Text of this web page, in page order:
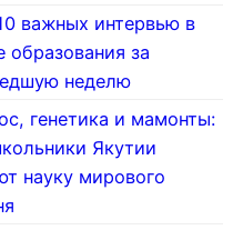
важных интервью в
образования за
неделю
генетика и мамонты:
Якутии
науку мирового